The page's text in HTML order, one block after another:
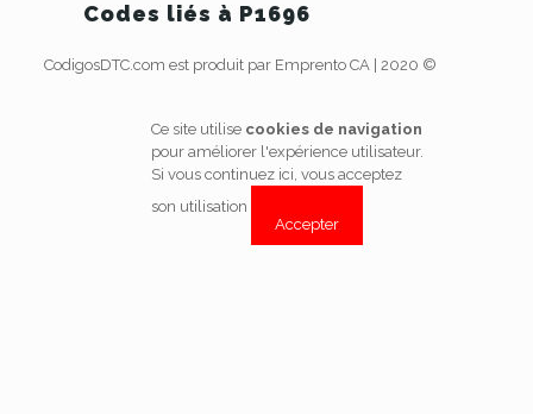
Codes liés à P1696
CodigosDTC.com est produit par Emprento CA | 2020 ©
Ce site utilise cookies de navigation
pour améliorer l'expérience utilisateur.
Si vous continuez ici, vous acceptez
son utilisation
Accepter